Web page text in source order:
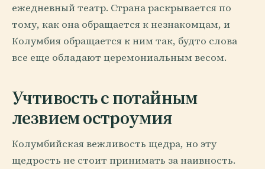
ежедневный театр. Страна раскрывается по
тому, как она обращается к незнакомцам, и
Колумбия обращается к ним так, будто слова
все еще обладают церемониальным весом.
Учтивость с потайным
лезвием остроумия
Колумбийская вежливость щедра, но эту
щедрость не стоит принимать за наивность.